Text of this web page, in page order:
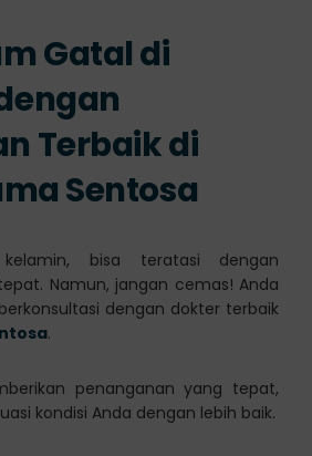
Gatal di
Terbaik di
Sentosa
bisa teratasi dengan
Namun, jangan cemas! Anda
dengan dokter terbaik
.
penanganan yang tepat,
kondisi Anda dengan lebih baik.